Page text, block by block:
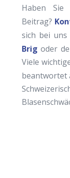
Haben Sie
Beitrag?
sich bei
Brig oder
Viele
beantwortet